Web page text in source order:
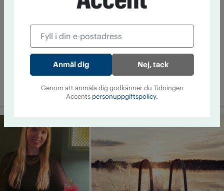
Vem tjänar på normaliseringen?
Avmattning i USA:s cannabisvåg
Efter en snabb expansionsfas har
ingen ny delstat fullt ut ­legaliserat cannabis.
Nej, tack
Genom att anmäla dig godkänner du Tidningen
Accents personuppgiftspolicy.